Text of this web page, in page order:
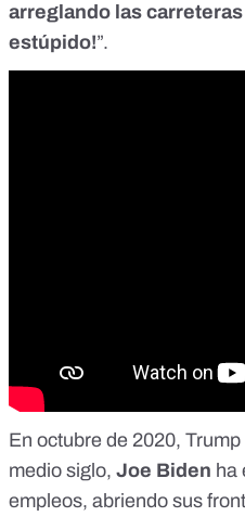
arreglando las carreteras
estúpido!”.
En octubre de 2020,
medio siglo, Joe Biden ha
empleos, abriendo sus